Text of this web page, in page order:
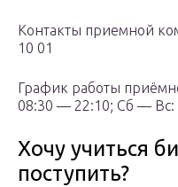
Контакты приемной
10 01
График работы
08:30 — 22:10; Сб — Вс:
Хочу учиться
поступить?